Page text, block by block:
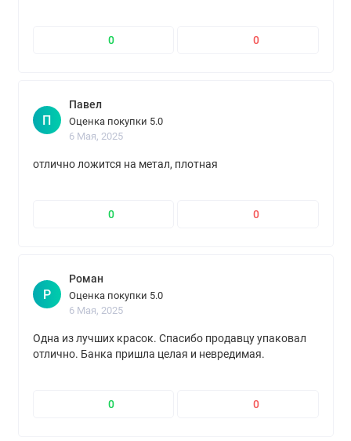
0 0
П
Павел
Оценка покупки 5.0
6 Мая, 2025
отлично ложится на метал, плотная
0 0
Р
Роман
Оценка покупки 5.0
6 Мая, 2025
Одна из лучших красок. Спасибо продавцу упаковал
отлично. Банка пришла целая и невредимая.
0 0